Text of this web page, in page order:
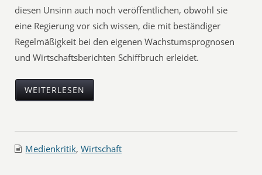
diesen Unsinn auch noch veröffentlichen, obwohl sie
eine Regierung vor sich wissen, die mit beständiger
Regelmäßigkeit bei den eigenen Wachstumsprognosen
und Wirtschaftsberichten Schiffbruch erleidet.
WEITERLESEN
Medienkritik,Wirtschaft